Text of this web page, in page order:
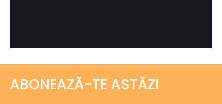
ABONEAZĂ-TE ASTĂZI